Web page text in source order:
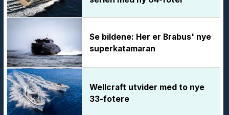
Se bildene: Her er Brabus' nye
superkatamaran
Wellcraft utvider med to nye
33-fotere